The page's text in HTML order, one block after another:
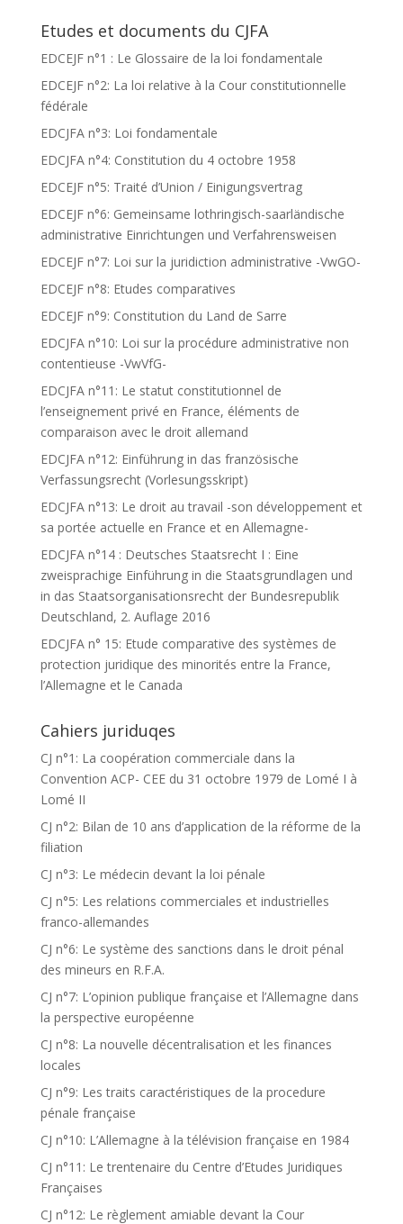
Etudes et documents du CJFA
EDCEJF n°1 : Le Glossaire de la loi fondamentale
EDCEJF n°2: La loi relative à la Cour constitutionnelle
fédérale
EDCJFA n°3: Loi fondamentale
EDCJFA n°4: Constitution du 4 octobre 1958
EDCEJF n°5: Traité d’Union / Einigungsvertrag
EDCEJF n°6: Gemeinsame lothringisch-saarländische
administrative Einrichtungen und Verfahrensweisen
EDCEJF n°7: Loi sur la juridiction administrative -VwGO-
EDCEJF n°8: Etudes comparatives
EDCEJF n°9: Constitution du Land de Sarre
EDCJFA n°10: Loi sur la procédure administrative non
contentieuse -VwVfG-
EDCJFA n°11: Le statut constitutionnel de
l’enseignement privé en France, éléments de
comparaison avec le droit allemand
EDCJFA n°12: Einführung in das französische
Verfassungsrecht (Vorlesungsskript)
EDCJFA n°13: Le droit au travail -son développement et
sa portée actuelle en France et en Allemagne-
EDCJFA n°14 : Deutsches Staatsrecht I : Eine
zweisprachige Einführung in die Staatsgrundlagen und
in das Staatsorganisationsrecht der Bundesrepublik
Deutschland, 2. Auflage 2016
EDCJFA n° 15: Etude comparative des systèmes de
protection juridique des minorités entre la France,
l’Allemagne et le Canada
Cahiers juriduqes
CJ n°1: La coopération commerciale dans la
Convention ACP- CEE du 31 octobre 1979 de Lomé I à
Lomé II
CJ n°2: Bilan de 10 ans d’application de la réforme de la
filiation
CJ n°3: Le médecin devant la loi pénale
CJ n°5: Les relations commerciales et industrielles
franco-allemandes
CJ n°6: Le système des sanctions dans le droit pénal
des mineurs en R.F.A.
CJ n°7: L’opinion publique française et l’Allemagne dans
la perspective européenne
CJ n°8: La nouvelle décentralisation et les finances
locales
CJ n°9: Les traits caractéristiques de la procedure
pénale française
CJ n°10: L’Allemagne à la télévision française en 1984
CJ n°11: Le trentenaire du Centre d’Etudes Juridiques
Françaises
CJ n°12: Le règlement amiable devant la Cour